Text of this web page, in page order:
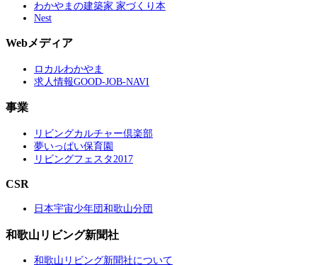
わかやまの建築家 家づくり本
Nest
Webメディア
ロカルわかやま
求人情報GOOD-JOB-NAVI
事業
リビングカルチャー倶楽部
夢いっぱい保育園
リビングフェスタ2017
CSR
日本宇宙少年団和歌山分団
和歌山リビング新聞社
和歌山リビング新聞社について